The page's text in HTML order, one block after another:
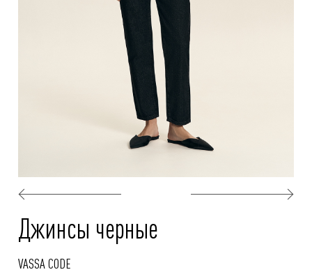
Джинсы черные
VASSA CODE